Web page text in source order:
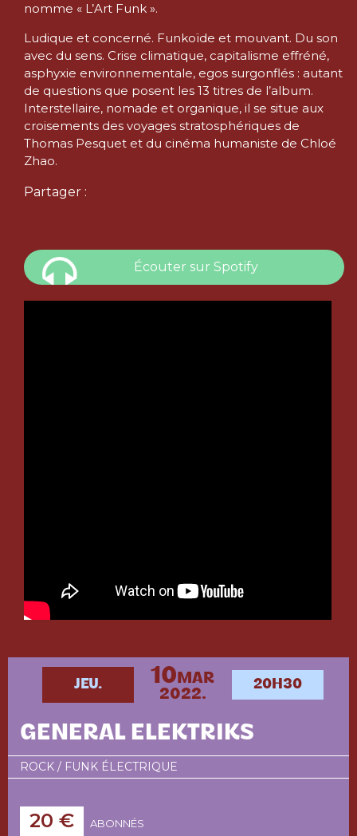
nomme « L’Art Funk ».
Ludique et concerné. Funkoïde et mouvant. Du son
avec du sens. Crise climatique, capitalisme effréné,
asphyxie environnementale, egos surgonflés : autant
de questions que posent les 13 titres de l’album.
Interstellaire, nomade et organique, il se situe aux
croisements des voyages stratosphériques de
Thomas Pesquet et du cinéma humaniste de Chloé
Zhao.
Partager :
Écouter sur Spotify
JEU. 10 MAR
2022.
20H30
GENERAL ELEKTRIKS
ROCK / FUNK ÉLECTRIQUE
20 € ABONNÉS